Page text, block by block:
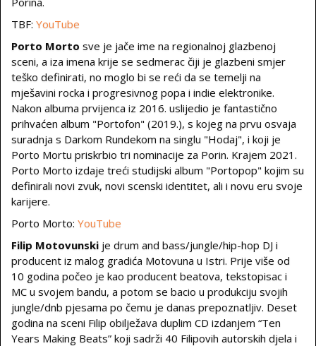
TBF: YouTube
Porto Morto sve je jače ime na regionalnoj glazbenoj
sceni, a iza imena krije se sedmerac čiji je glazbeni smjer
teško definirati, no moglo bi se reći da se temelji na
mješavini rocka i progresivnog popa i indie elektronike.
Nakon albuma prvijenca iz 2016. uslijedio je fantastično
prihvaćen album "Portofon" (2019.), s kojeg na prvu osvaja
suradnja s Darkom Rundekom na singlu "Hodaj", i koji je
Porto Mortu priskrbio tri nominacije za Porin. Krajem 2021.
Porto Morto izdaje treći studijski album "Portopop" kojim su
definirali novi zvuk, novi scenski identitet, ali i novu eru svoje
karijere.
Porto Morto: YouTube
Filip Motovunski je drum and bass/jungle/hip-hop DJ i
producent iz malog gradića Motovuna u Istri. Prije više od
10 godina počeo je kao producent beatova, tekstopisac i
MC u svojem bandu, a potom se bacio u produkciju svojih
jungle/dnb pjesama po čemu je danas prepoznatljiv. Deset
godina na sceni Filip obilježava duplim CD izdanjem “Ten
Years Making Beats” koji sadrži 40 Filipovih autorskih djela i